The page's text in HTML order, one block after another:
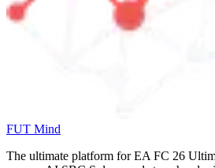
FUT Mind
The ultimate platform for EA FC 26